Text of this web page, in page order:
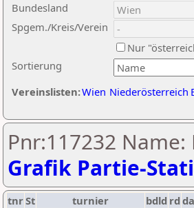
Sortierung
Bundesland
Spgem./Kreis/Verein
Nur
Vereinslisten:Wien Niederösterreich
Pnr:117232
Grafik Partie-
tnrSt turnier bdld rd